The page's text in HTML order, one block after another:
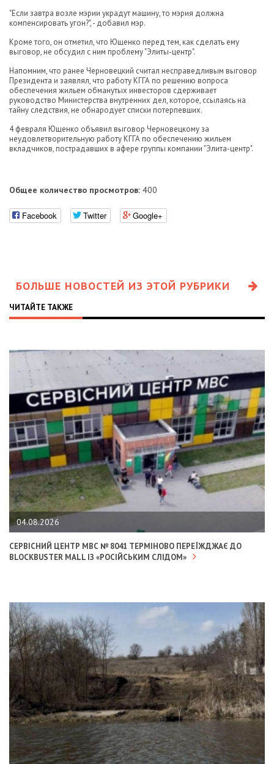
"Если завтра возле мэрии украдут машину, то мэрия должна
компенсировать угон?", - добавил мэр.
Кроме того, он отметил, что Ющенко перед тем, как сделать ему
выговор, не обсудил с ним проблему "Элиты-центр".
Напомним, что ранее Черновецкий считал несправедливым выговор
Президента и заявлял, что работу КГГА по решению вопроса
обеспечения жильем обманутых инвесторов сдерживает
руководство Министерства внутренних дел, которое, ссылаясь на
тайну следствия, не обнародует списки потерпевших.
4 февраля Ющенко объявил выговор Черновецкому за
неудовлетворительную работу КГГА по обеспечению жильем
вкладчиков, пострадавших в афере группы компании "Элита-центр".
Общее количество просмотров: 400
Facebook Twitter Google+
БОЛЬШЕ НОВОСТЕЙ ИЗ ЭТОЙ РУБРИКИ
ЧИТАЙТЕ ТАКЖЕ
04.08.2026
СЕРВІСНИЙ ЦЕНТР МВС № 8041 ТЕРМІНОВО ПЕРЕЇЖДЖАЄ ДО
BLOCKBUSTER MALL ІЗ «РОСІЙСЬКИМ СЛІДОМ»